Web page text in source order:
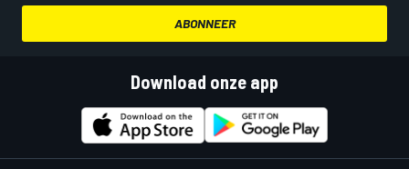
ABONNEER
Download onze app